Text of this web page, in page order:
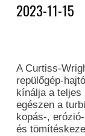
2023-11-15
A Curtiss-
repülőgép-
kínálja a teljes
egészen a
kopás-,
és